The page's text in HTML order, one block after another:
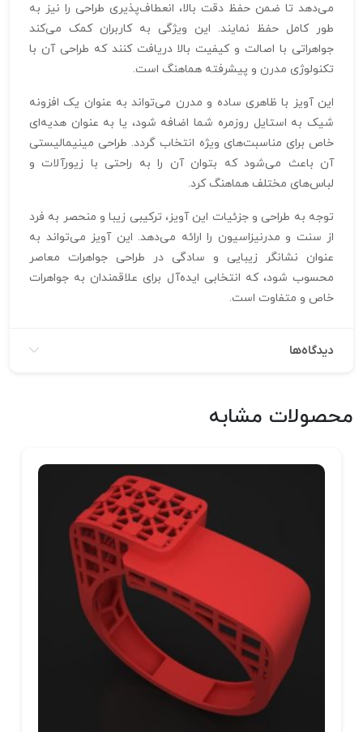
می‌دهد تا ضمن حفظ دقت بالا، انعطاف‌پذیری طراحی را نیز به
طور کامل حفظ نمایند. این ویژگی به کاربران کمک می‌کند
جواهراتی با اصالت و کیفیت بالا دریافت کنند که طراحی آن با
تکنولوژی مدرن و پیشرفته هماهنگ است.
این آویز با ظاهری ساده و مدرن می‌تواند به عنوان یک افزونه
شیک به استایل روزمره شما اضافه شود، یا به عنوان هدیه‌ای
خاص برای مناسبت‌های ویژه انتخاب گردد. طراحی مینیمالیستی
آن باعث می‌شود که بتوان آن را به راحتی با زیورآلات و
لباس‌های مختلف هماهنگ کرد.
توجه به طراحی و جزئیات این آویز، ترکیبی زیبا و منحصر به فرد
از سنت و مدرنیزاسیون را ارائه می‌دهد. این آویز می‌تواند به
عنوان نشانگر زیبایی و سادگی در طراحی جواهرات معاصر
محسوب شود، که انتخابی ایده‌آل برای علاقمندان به جواهرات
خاص و متفاوت است.
دیدگاه‌ها
محصولات مشابه